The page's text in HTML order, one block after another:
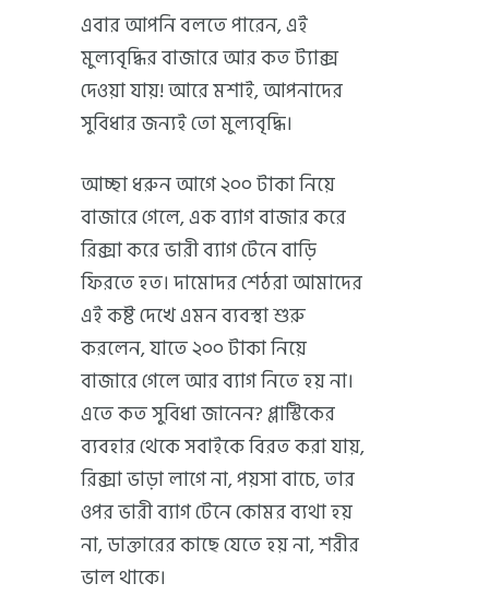
এবার আপনি বলতে পারেন, এই
মুল্যবৃদ্ধির বাজারে আর কত ট্যাক্স
দেওয়া যায়! আরে মশাই, আপনাদের
সুবিধার জন্যই তো মুল্যবৃদ্ধি।
আচ্ছা ধরুন আগে ২০০ টাকা নিয়ে
বাজারে গেলে, এক ব্যাগ বাজার করে
রিক্সা করে ভারী ব্যাগ টেনে বাড়ি
ফিরতে হত। দামোদর শেঠরা আমাদের
এই কষ্ট দেখে এমন ব্যবস্থা শুরু
করলেন, যাতে ২০০ টাকা নিয়ে
বাজারে গেলে আর ব্যাগ নিতে হয় না।
এতে কত সুবিধা জানেন? প্লাস্টিকের
ব্যবহার থেকে সবাইকে বিরত করা যায়,
রিক্সা ভাড়া লাগে না, পয়সা বাচে, তার
ওপর ভারী ব্যাগ টেনে কোমর ব্যথা হয়
না, ডাক্তারের কাছে যেতে হয় না, শরীর
ভাল থাকে।